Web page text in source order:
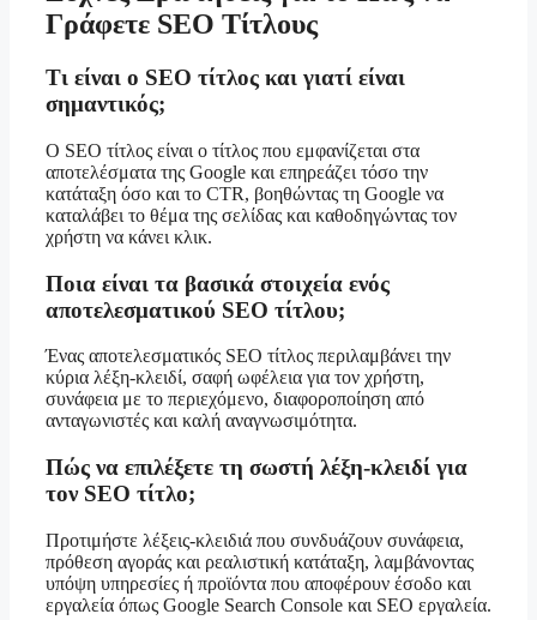
Γράφετε SEO Τίτλους
Τι είναι ο SEO τίτλος και γιατί είναι
σημαντικός;
Ο SEO τίτλος είναι ο τίτλος που εμφανίζεται στα
αποτελέσματα της Google και επηρεάζει τόσο την
κατάταξη όσο και το CTR, βοηθώντας τη Google να
καταλάβει το θέμα της σελίδας και καθοδηγώντας τον
χρήστη να κάνει κλικ.
Ποια είναι τα βασικά στοιχεία ενός
αποτελεσματικού SEO τίτλου;
Ένας αποτελεσματικός SEO τίτλος περιλαμβάνει την
κύρια λέξη-κλειδί, σαφή ωφέλεια για τον χρήστη,
συνάφεια με το περιεχόμενο, διαφοροποίηση από
ανταγωνιστές και καλή αναγνωσιμότητα.
Πώς να επιλέξετε τη σωστή λέξη-κλειδί για
τον SEO τίτλο;
Προτιμήστε λέξεις-κλειδιά που συνδυάζουν συνάφεια,
πρόθεση αγοράς και ρεαλιστική κατάταξη, λαμβάνοντας
υπόψη υπηρεσίες ή προϊόντα που αποφέρουν έσοδο και
εργαλεία όπως Google Search Console και SEO εργαλεία.